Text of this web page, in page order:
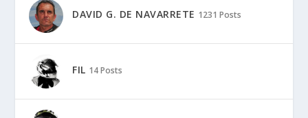
DAVID G. DE NAVARRETE 1231 Posts
FIL 14 Posts